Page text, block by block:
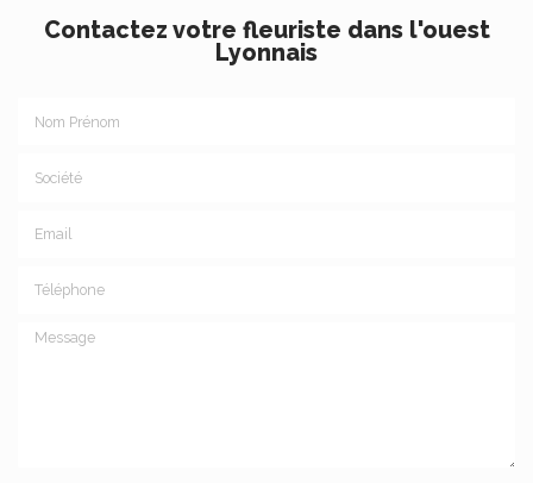
Contactez votre fleuriste dans l'ouest
Lyonnais
Message